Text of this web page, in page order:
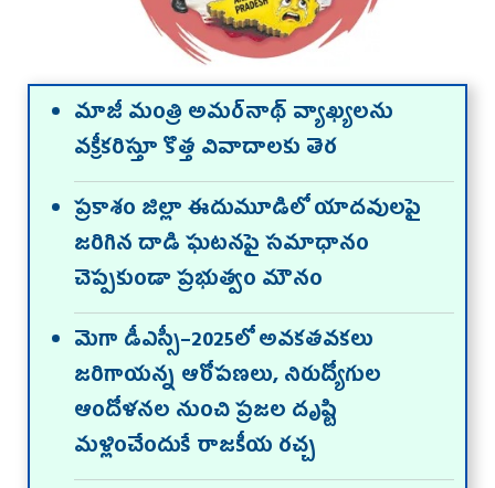
మాజీ మంత్రి అమర్‌నాథ్ వ్యాఖ్యలను
వక్రీకరిస్తూ కొత్త వివాదాలకు తెర
ప్రకాశం జిల్లా ఈదుమూడిలో యాదవులపై
జరిగిన దాడి ఘటనపై సమాధానం
చెప్పకుండా ప్రభుత్వం మౌనం
మెగా డీఎస్సీ–2025లో అవకతవకలు
జరిగాయన్న ఆరోపణలు, నిరుద్యోగుల
ఆందోళనల నుంచి ప్రజల దృష్టి
మళ్లించేందుకే రాజకీయ రచ్చ